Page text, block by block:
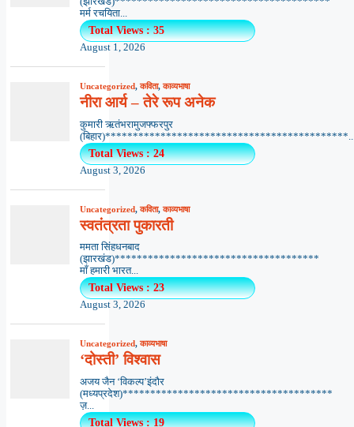
मर्म रचयिता...
Total Views : 35
August 1, 2026
Uncategorized,कविता,काव्यभाषा
नीरा आर्य – तेरे रूप अनेक
कुमारी ऋतंभरामुजफ्फरपुर
Total Views : 24
August 3, 2026
Uncategorized,कविता,काव्यभाषा
स्वतंत्रता पुकारती
ममता सिंहधनबाद
(झारखंड)*************************************
माँ हमारी भारत...
Total Views : 23
August 3, 2026
Uncategorized,काव्यभाषा
‘दोस्ती’ विश्वास
अजय जैन ‘विकल्प’इंदौर
(मध्यप्रदेश)**************************************
ज़...
Total Views : 19